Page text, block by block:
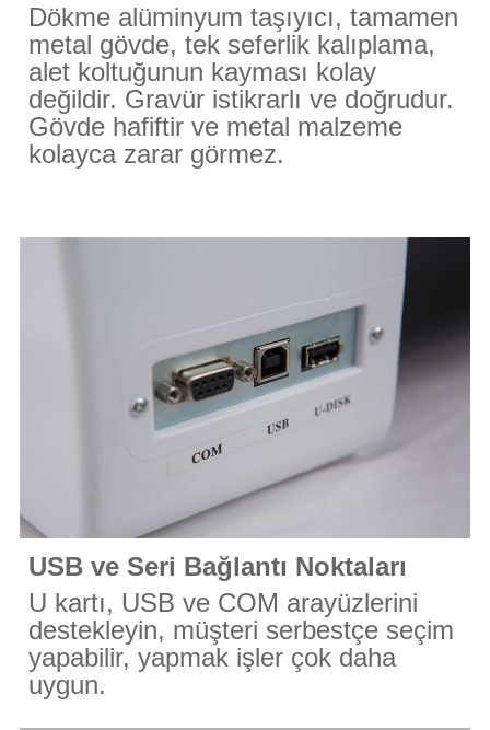
Dökme alüminyum taşıyıcı, tamamen
metal gövde, tek seferlik kalıplama,
alet koltuğunun kayması kolay
değildir. Gravür istikrarlı ve doğrudur.
Gövde hafiftir ve metal malzeme
kolayca zarar görmez.
USB ve Seri Bağlantı Noktaları
U kartı, USB ve COM arayüzlerini
destekleyin, müşteri serbestçe seçim
yapabilir,yapmak işler çok daha
uygun.